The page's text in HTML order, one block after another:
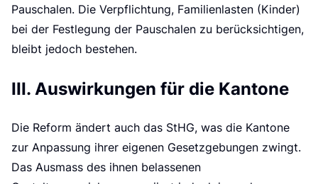
Pauschalen. Die Verpflichtung, Familienlasten (Kinder)
bei der Festlegung der Pauschalen zu berücksichtigen,
bleibt jedoch bestehen.
III. Auswirkungen für die Kantone
Die Reform ändert auch das StHG, was die Kantone
zur Anpassung ihrer eigenen Gesetzgebungen zwingt.
Das Ausmass des ihnen belassenen